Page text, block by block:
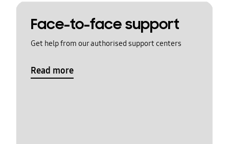
Face-to-face support
Get help from our authorised support centers
Read more